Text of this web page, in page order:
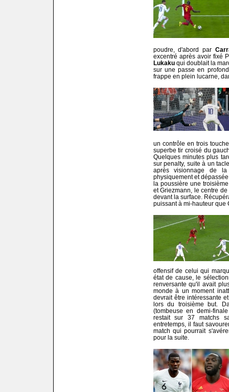
poudre, d'abord par
excentré après avoir fixé
Lukakuqui doublait la
sur une passe en
frappe en plein lucarne,
un contrôle en trois
superbe tir croisé du
Quelques minutes plus
sur penalty, suite à un
après visionnage de
physiquement et
la poussière une
et Griezmann, le centre
devant la surface.
puissant à mi-hauteur que
offensif de celui qui
état de cause, le
renversante qu'il avait
monde à un moment
devrait être intéressante
lors du troisième but.
(tombeuse en demi-
restait sur 37 matchs
entretemps, il faut
match qui pourrait
pour la suite.